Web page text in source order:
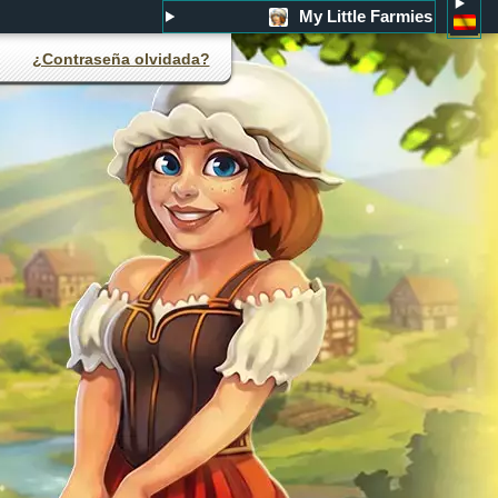
My Little Farmies
¿Contraseña olvidada?